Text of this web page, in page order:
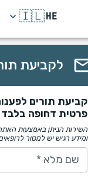
HE
🇮🇱
לקביעת
פרטית דחופה בלבד
השירות הניתן באמצעות האתר
ומידע רגיש יש למסור
שם מלא *